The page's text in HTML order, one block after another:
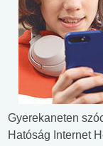
Gyerekaneten
Hatóság Internet